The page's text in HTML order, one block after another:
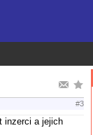
#3
inzerci a jejich